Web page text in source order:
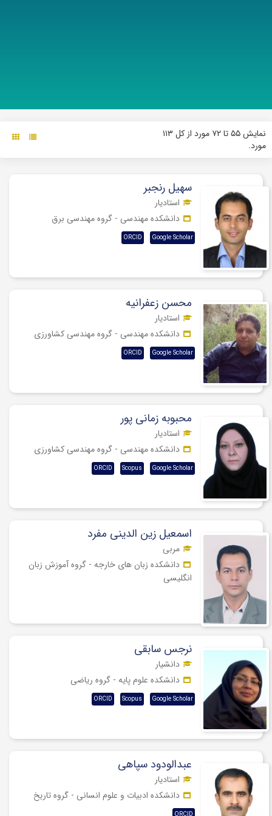
نمایش۵۵ تا ۷۲ مورد از کل۱۱۳
مورد.
سهیل رنجبر
استادیار
دانشکده مهندسی - گروه مهندسی برق
Google Scholar
ORCID
محسن زعفرانیه
استادیار
دانشکده مهندسی - گروه مهندسی کشاورزی
Google Scholar
ORCID
محبوبه زمانی پور
استادیار
دانشکده مهندسی - گروه مهندسی کشاورزی
Google Scholar
Scopus
ORCID
اسمعیل زین الدینی مفرد
مربی
دانشکده زبان های خارجه - گروه آموزش زبان
انگلیسی
نرجس سابقی
دانشیار
دانشکده علوم پایه - گروه ریاضی
Google Scholar
Scopus
ORCID
عبدالودود سپاهی
استادیار
دانشکده ادبیات و علوم انسانی - گروه تاریخ